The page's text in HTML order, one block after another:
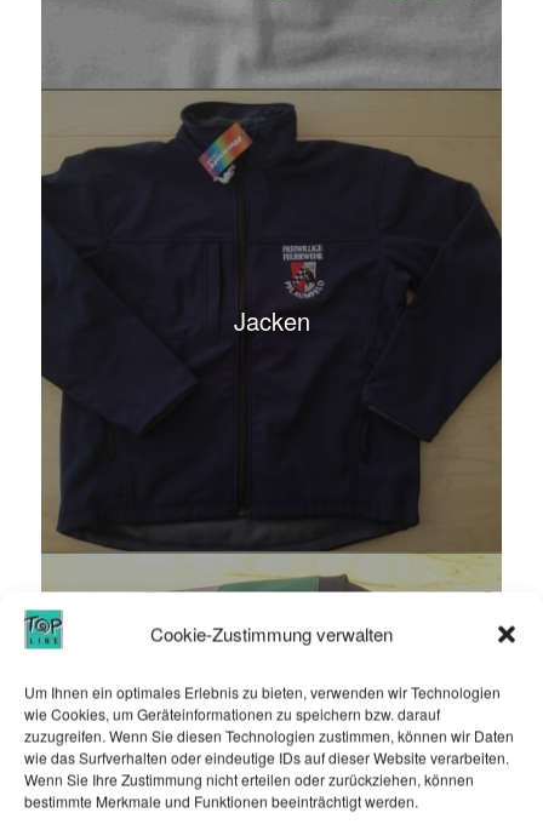
Cookie-Zustimmung verwalten
Um Ihnen ein optimales Erlebnis zu bieten, verwenden wir Technologien
wie Cookies, um Geräteinformationen zu speichern bzw. darauf
zuzugreifen. Wenn Sie diesen Technologien zustimmen, können wir Daten
wie das Surfverhalten oder eindeutige IDs auf dieser Website verarbeiten.
Wenn Sie Ihre Zustimmung nicht erteilen oder zurückziehen, können
bestimmte Merkmale und Funktionen beeinträchtigt werden.
Jacken
Arbeitskleidung